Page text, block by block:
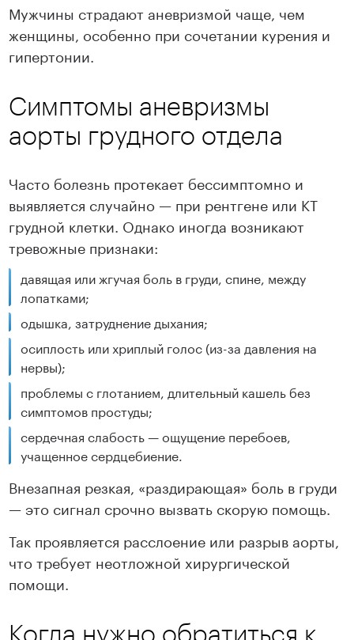
Мужчины страдают аневризмой чаще, чем
женщины, особенно при сочетании курения и
гипертонии.
Симптомы аневризмы
аорты грудного отдела
Часто болезнь протекает бессимптомно и
выявляется случайно — при рентгене или КТ
грудной клетки. Однако иногда возникают
тревожные признаки:
давящая или жгучая боль в груди, спине, между
лопатками;
одышка, затруднение дыхания;
осиплость или хриплый голос (из-за давления на
нервы);
проблемы с глотанием, длительный кашель без
симптомов простуды;
сердечная слабость — ощущение перебоев,
учащенное сердцебиение.
Внезапная резкая, «раздирающая» боль в груди
— это сигнал срочно вызвать скорую помощь.
Так проявляется расслоение или разрыв аорты,
что требует неотложной хирургической
помощи.
Когда нужно обратиться к